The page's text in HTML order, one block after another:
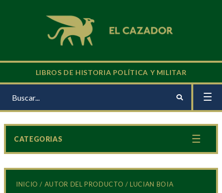
LIBROS DE HISTORIA POLÍTICA Y MILITAR
INICIO / AUTOR DEL PRODUCTO / LUCIAN BOIA
CATEGORIAS